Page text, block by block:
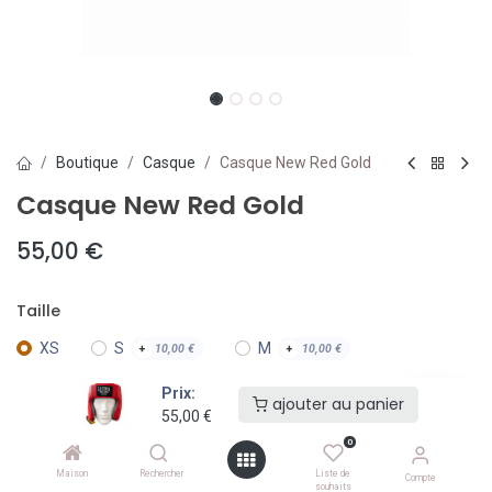
Prix:
55,00 €
ajouter au panier
Maison Rechercher
0
Liste de
souhaits
Compte
Boutique Casque Casque New Red Gold
Casque New Red Gold
55,00 €
Taille
XS S + 10,00€ M + 10,00€
ajouter au panier
Ajouter à la liste de souhaits